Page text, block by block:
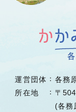
運営団体
各務
所在地
〒
(各務